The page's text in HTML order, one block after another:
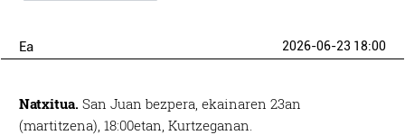
Ea 2026-06-23 18:00
Natxitua.San Juan bezpera, ekainaren 23an
(martitzena), 18:00etan, Kurtzeganan.